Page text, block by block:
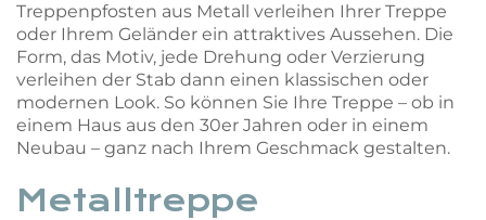
Treppenpfosten aus Metall verleihen Ihrer Treppe
oder Ihrem Geländer ein attraktives Aussehen. Die
Form, das Motiv, jede Drehung oder Verzierung
verleihen der Stab dann einen klassischen oder
modernen Look. So können Sie Ihre Treppe – ob in
einem Haus aus den 30er Jahren oder in einem
Neubau – ganz nach Ihrem Geschmack gestalten.
Metalltreppe